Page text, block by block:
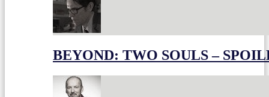
BEYOND: TWO SOULS –